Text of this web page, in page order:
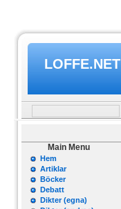
LOFFE.NET
Main Menu
Hem
Artiklar
Böcker
Debatt
Dikter (egna)